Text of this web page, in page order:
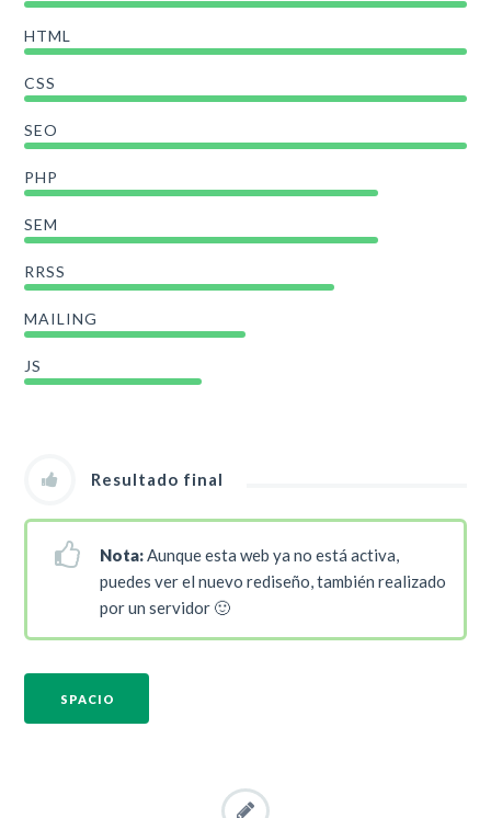
HTML
CSS
SEO
PHP
SEM
RRSS
MAILING
JS
Resultado final
Nota:Aunque esta web ya no está activa,
puedes ver el nuevo rediseño, también realizado
por un servidor 🙂
SPACIO